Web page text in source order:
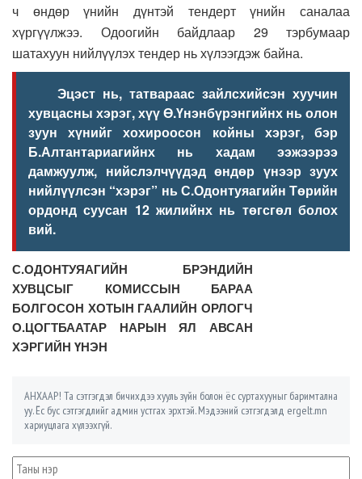
ч өндөр үнийн дүнтэй тендерт үнийн саналаа
хүргүүлжээ. Одоогийн байдлаар 29 тэрбумаар
шатахуун нийлүүлэх тендер нь хүлээгдэж байна.
Эцэст нь, татвараас зайлсхийсэн хуучин
хувцасны хэрэг, хүү Ө.Үнэнбүрэнгийнх нь олон
зуун хүнийг хохироосон койны хэрэг, бэр
Б.Алтантариагийнх нь хадам ээжээрээ
дамжуулж, нийслэлчүүдэд өндөр үнээр зуух
нийлүүлсэн “хэрэг” нь С.Одонтуяагийн Төрийн
ордонд суусан 12 жилийнх нь төгсгөл болох
вий.
С.ОДОНТУЯАГИЙН БРЭНДИЙН
ХУВЦСЫГ КОМИССЫН БАРАА
БОЛГОСОН ХОТЫН ГААЛИЙН ОРЛОГЧ
О.ЦОГТБААТАР НАРЫН ЯЛ АВСАН
ХЭРГИЙН ҮНЭН
АНХААР! Та сэтгэгдэл бичихдээ хууль зүйн болон ёс суртахууныг баримтална
уу. Ёс бус сэтгэгдлийг админ устгах эрхтэй. Мэдээний сэтгэгдэлд ergelt.mn
хариуцлага хүлээхгүй.